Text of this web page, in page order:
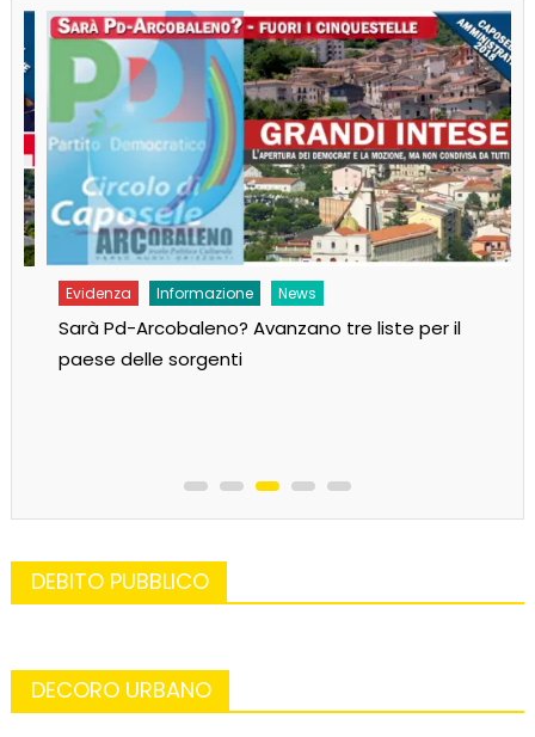
Evidenza Informazione News
Sarà Pd-Arcobaleno? Avanzano tre liste per il
paese delle sorgenti
DEBITO PUBBLICO
DECORO URBANO